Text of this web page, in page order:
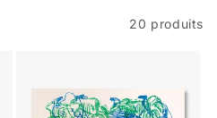
20 produits